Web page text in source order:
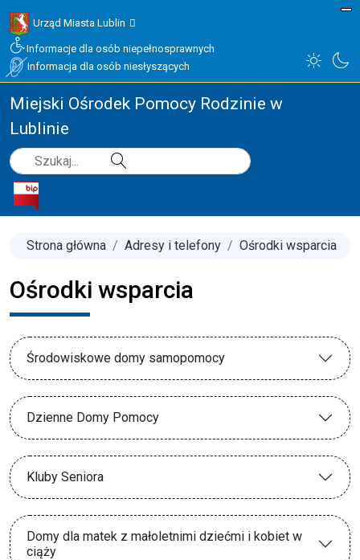
Urząd Miasta Lublin
Informacje dla osób niepełnosprawnych
Informacja dla osób niesłyszących
Miejski Ośrodek Pomocy Rodzinie w
Lublinie
Szukaj
Type 2 or more characters for results.
Strona główna Adresy i telefony Ośrodki wsparcia
Ośrodki wsparcia
Środowiskowe domy samopomocy
Dzienne Domy Pomocy
Kluby Seniora
Domy dla matek z małoletnimi dziećmi i kobiet w
ciąży